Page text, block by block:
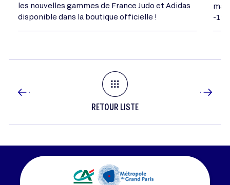
les nouvelles gammes de France Judo et Adidas
disponible dans la boutique officielle !
-
RETOUR LISTE